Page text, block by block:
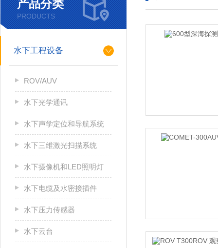
产品分类
PRODUCTS
水下工程设备
ROV/AUV
水下光学通讯
水下声学定位和导航系统
水下三维激光扫描系统
水下摄像机和LED照明灯
水下电缆及水密接插件
水下压力传感器
水下云台